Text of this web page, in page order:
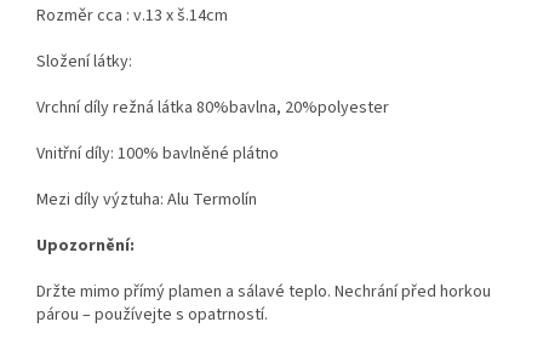
Rozměr cca : v.13 x š.14cm
Složení látky:
Vrchní díly režná látka 80%bavlna, 20%polyester
Vnitřní díly: 100% bavlněné plátno
Mezi díly výztuha: Alu Termolín
Upozornění:
Držte mimo přímý plamen a sálavé teplo. Nechrání před horkou
párou – používejte s opatrností.